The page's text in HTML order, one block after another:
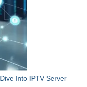
Into IPTV Server